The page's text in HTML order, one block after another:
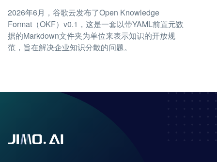
2026年6月，谷歌云发布了Open Knowledge
Format（OKF）v0.1，这是一套以带YAML前置元数
据的Markdown文件夹为单位来表示知识的开放规
范，旨在解决企业知识分散的问题。